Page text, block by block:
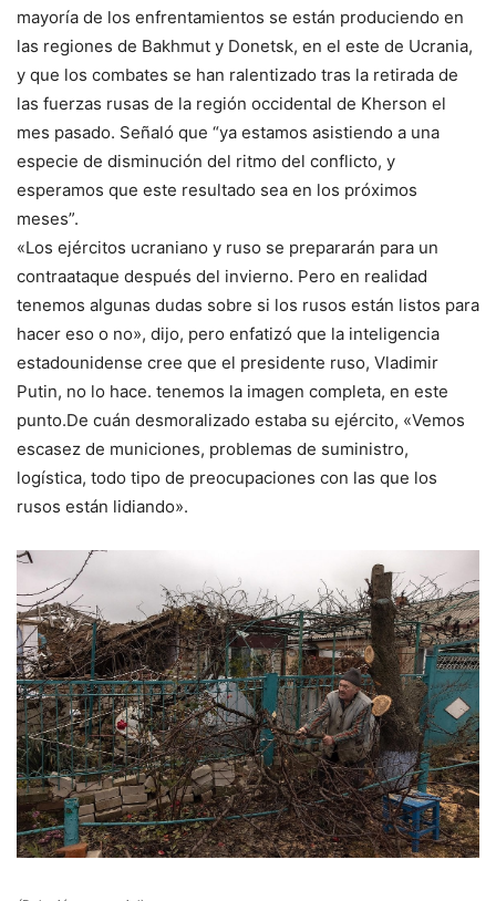
mayoría de los enfrentamientos se están produciendo en
las regiones de Bakhmut y Donetsk, en el este de Ucrania,
y que los combates se han ralentizado tras la retirada de
las fuerzas rusas de la región occidental de Kherson el
mes pasado. Señaló que “ya estamos asistiendo a una
especie de disminución del ritmo del conflicto, y
esperamos que este resultado sea en los próximos
meses”.
«Los ejércitos ucraniano y ruso se prepararán para un
contraataque después del invierno. Pero en realidad
tenemos algunas dudas sobre si los rusos están listos para
hacer eso o no», dijo, pero enfatizó que la inteligencia
estadounidense cree que el presidente ruso, Vladimir
Putin, no lo hace. tenemos la imagen completa, en este
punto.De cuán desmoralizado estaba su ejército, «Vemos
escasez de municiones, problemas de suministro,
logística, todo tipo de preocupaciones con las que los
rusos están lidiando».